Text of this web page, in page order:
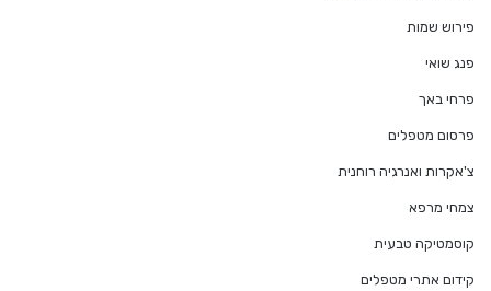
פירוש שמות
פנג שואי
פרחי באך
פרסום מטפלים
צ'אקרות ואנרגיה רוחנית
צמחי מרפא
קוסמטיקה טבעית
קידום אתרי מטפלים